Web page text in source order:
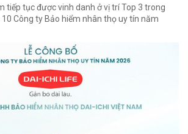
tiếp tục được vinh danh ở vị trí Top 3 trong
10 Công ty Bảo hiểm nhân thọ uy tín năm